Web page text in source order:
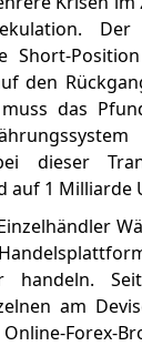
Short-
den
das
dieser
auf 1 Milliarde
handeln.
am
Forex-